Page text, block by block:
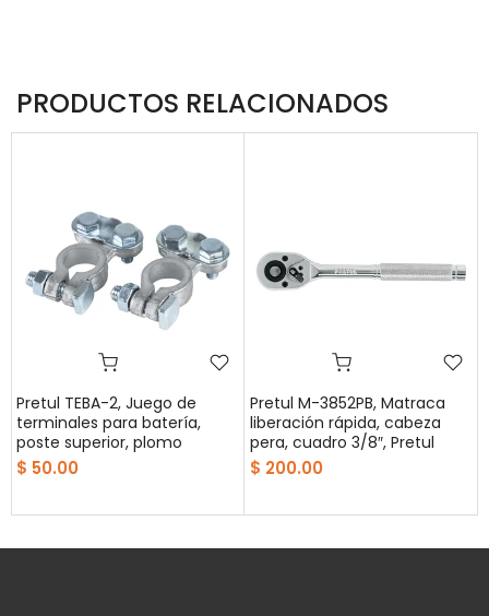
PRODUCTOS RELACIONADOS
Pretul TEBA-2, Juego de
terminales para batería,
poste superior, plomo
$ 50.00
Pretul M-3852PB, Matraca
liberación rápida, cabeza
pera, cuadro 3/8″, Pretul
$ 200.00